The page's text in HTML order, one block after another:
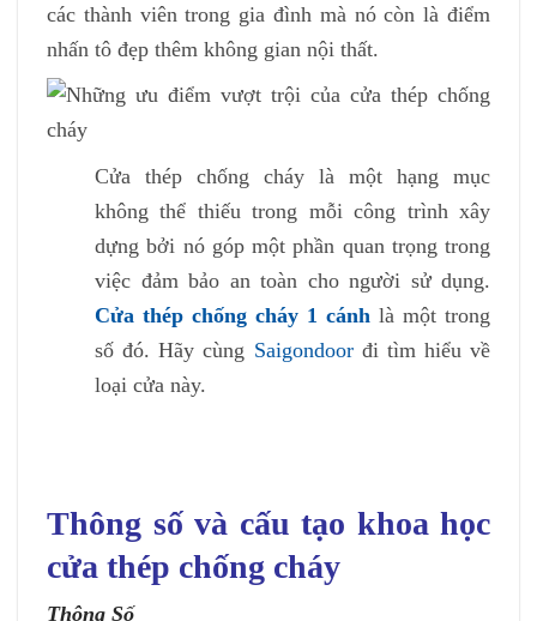
các thành viên trong gia đình mà nó còn là điểm
nhấn tô đẹp thêm không gian nội thất.
Cửa thép chống cháy là một hạng mục
không thể thiếu trong mỗi công trình xây
dựng bởi nó góp một phần quan trọng trong
việc đảm bảo an toàn cho người sử dụng.
Cửa thép chống cháy 1 cánh là một trong
số đó. Hãy cùng Saigondoorđi tìm hiểu về
loại cửa này.
Thông số và cấu tạo khoa học
cửa thép chống cháy
Thông Số